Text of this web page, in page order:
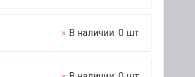
В наличии: 0 шт